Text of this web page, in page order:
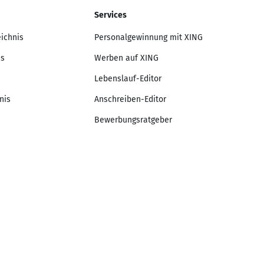
Services
Personalgewinnung mit XING
Werben auf XING
Lebenslauf-Editor
Anschreiben-Editor
Bewerbungsratgeber